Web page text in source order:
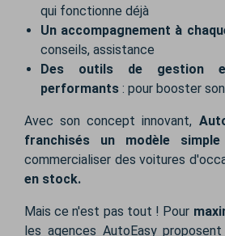
qui fonctionne déjà
Un accompagnement à
conseils, assistance
Des outils de gestion
performants : pour booster
Avec son concept innovant,
franchisés un modèle
commercialiser des voitures
en stock.
Mais ce n'est pas tout ! Pour
les agences AutoEasy